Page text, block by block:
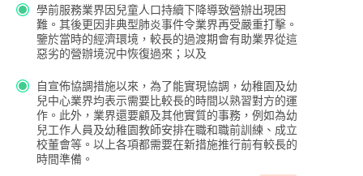
學前服務業界因兒童人口持續下降導致營辦出現困
難。其後更因非典型肺炎事件令業界再受嚴重打擊。
鑒於當時的經濟環境，較長的過渡期會有助業界從這
惡劣的營辦境況中恢復過來；以及
自宣佈協調措施以來，為了能實現協調，幼稚園及幼
兒中心業界均表示需要比較長的時間以熟習對方的運
作。此外，業界還要顧及其他實質的事務，例如為幼
兒工作人員及幼稚園教師安排在職和職前訓練、成立
校董會等。以上各項都需要在新措施推行前有較長的
時間準備。